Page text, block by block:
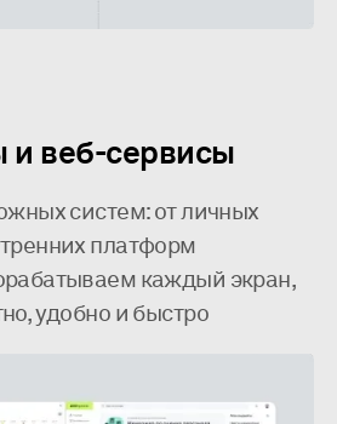
и веб-сервисы
систем: от личных
платформ
каждый экран,
удобно и быстро